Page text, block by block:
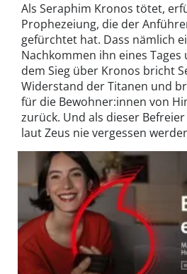
Als Seraphim Kronos tötet,
Prophezeiung, die der
gefürchtet hat. Dass nämlich
Nachkommen ihn eines
dem Sieg über Kronos bricht
Widerstand der Titanen und
für die Bewohner:innen von
zurück. Und als dieser
laut Zeus nie vergessen